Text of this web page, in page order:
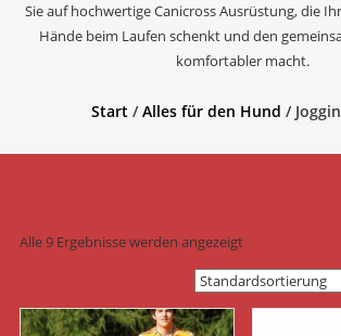
Sie auf hochwertige Canicross Ausrüstung, die
Hände beim Laufen schenkt und den
komfortabler macht.
Start/Alles für den Hund /
Alle 9 Ergebnisse werden angezeigt